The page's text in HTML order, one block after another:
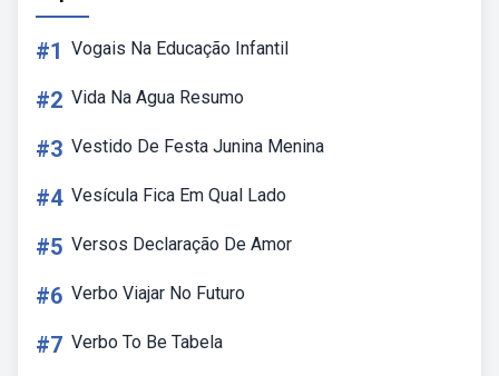
#1 Vogais Na Educação Infantil
#2 Vida Na Agua Resumo
#3 Vestido De Festa Junina Menina
#4 Vesícula Fica Em Qual Lado
#5 Versos Declaração De Amor
#6 Verbo Viajar No Futuro
#7 Verbo To Be Tabela